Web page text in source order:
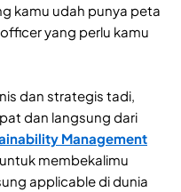
kamu udah punya peta
yang perlu kamu
dan strategis tadi,
dan langsung dari
Management
membekalimu
applicable di dunia